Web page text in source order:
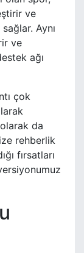
ve
Aynı
ve
ağı
çok
da
rehberlik
fırsatları